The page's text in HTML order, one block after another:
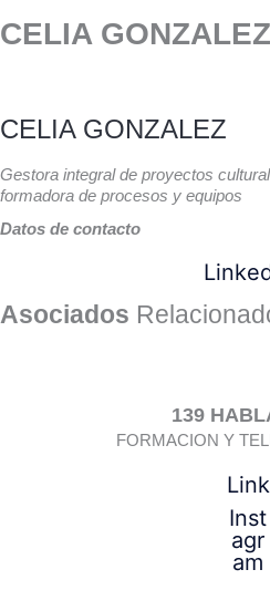
CELIA GONZALEZ
CELIA GONZALEZ
Gestora integral de proyectos
formadora de procesos y equipos
Datos de contacto
Asociados
139
FORMACION Y
Link
Inst
agr
am